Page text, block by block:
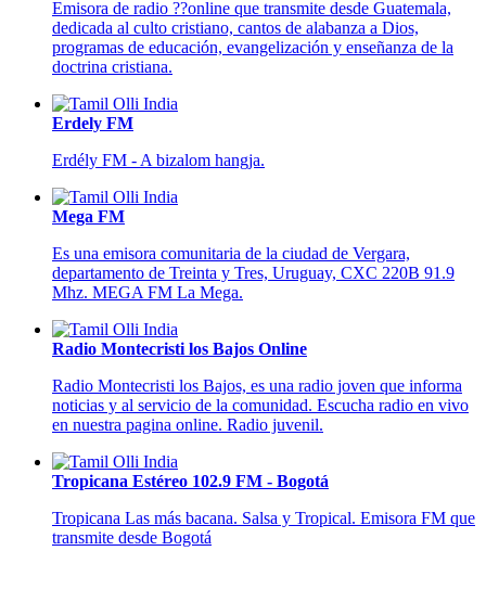
Emisora de radio ??online que transmite desde Guatemala,
dedicada al culto cristiano, cantos de alabanza a Dios,
programas de educación, evangelización y enseñanza de la
doctrina cristiana.
Erdely FM
Erdély FM - A bizalom hangja.
Mega FM
Es una emisora comunitaria de la ciudad de Vergara,
departamento de Treinta y Tres, Uruguay, CXC 220B 91.9
Mhz. MEGA FM La Mega.
Radio Montecristi los Bajos Online
Radio Montecristi los Bajos, es una radio joven que informa
noticias y al servicio de la comunidad. Escucha radio en vivo
en nuestra pagina online. Radio juvenil.
Tropicana Estéreo 102.9 FM - Bogotá
Tropicana Las más bacana. Salsa y Tropical. Emisora FM que
transmite desde Bogotá